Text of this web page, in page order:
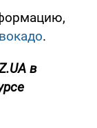
.
в